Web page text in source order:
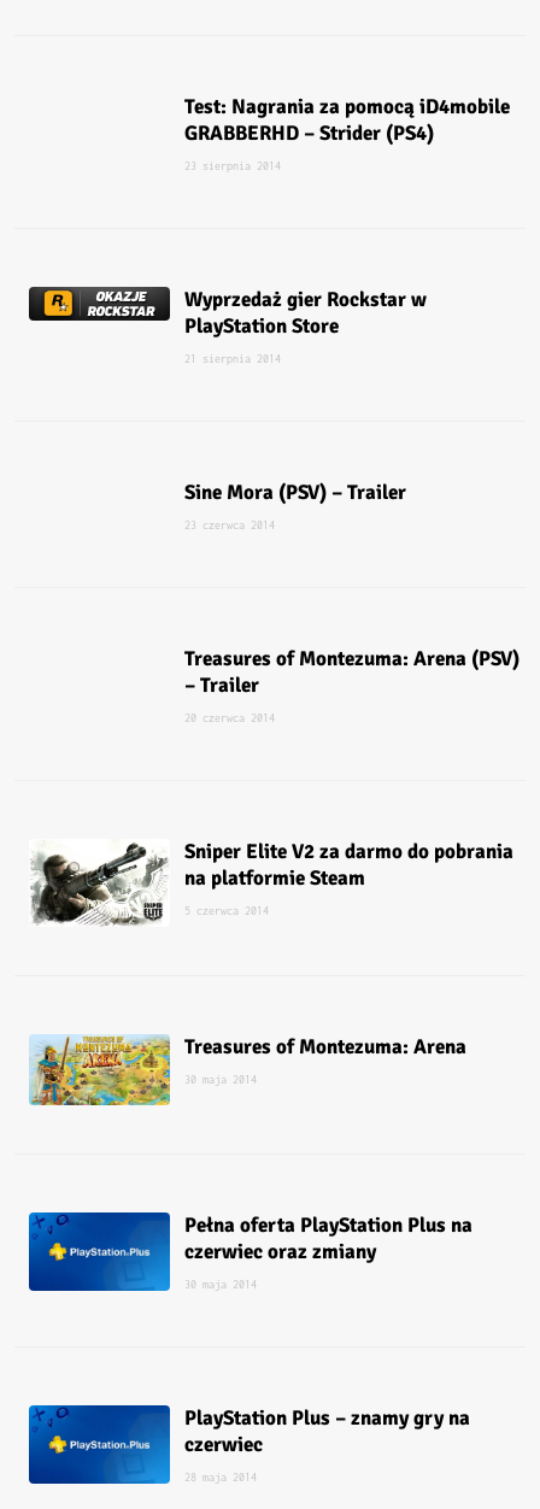
Test: Nagrania za pomocą iD4mobile
GRABBERHD – Strider (PS4)
23 sierpnia 2014
Wyprzedaż gier Rockstar w
PlayStation Store
21 sierpnia 2014
Sine Mora (PSV) – Trailer
23 czerwca 2014
Treasures of Montezuma: Arena (PSV)
– Trailer
20 czerwca 2014
Sniper Elite V2 za darmo do pobrania
na platformie Steam
5 czerwca 2014
Treasures of Montezuma: Arena
30 maja 2014
Pełna oferta PlayStation Plus na
czerwiec oraz zmiany
30 maja 2014
PlayStation Plus – znamy gry na
czerwiec
28 maja 2014